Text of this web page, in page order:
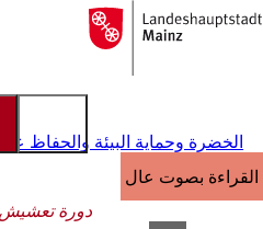
الانتقال إلى المحتوى
إلى
الصفحة
الخضرة وحماية البيئة والحفاظ
القراءة بصوت عالٍ
دورة